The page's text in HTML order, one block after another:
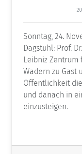
Sonntag, 24.
Dagstuhl: Prof.
Leibniz
Wadern zu Gast
Öffentlichkeit
und danach in
einzusteigen.